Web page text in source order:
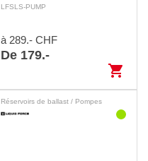
LFSLS-PUMP
à 289.- CHF
De 179.-
shopping_cart
Réservoirs de ballast / Pompes